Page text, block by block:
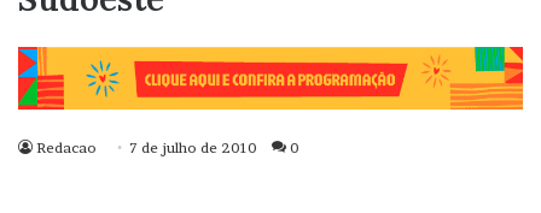
Redacao 7 de julho de 2010 0